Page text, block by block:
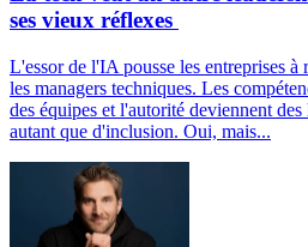
ses vieux réflexes
L'essor de l'IA pousse les entreprises à
les managers techniques. Les
des équipes et l'autorité deviennent
autant que d'inclusion. Oui, mais...